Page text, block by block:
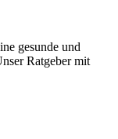
gesunde und
Ratgeber mit